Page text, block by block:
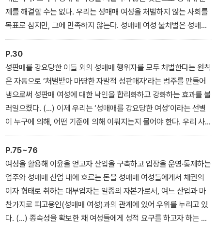
제를 해결할 수는 없다. 우리는 성매매 여성을 처벌하지 않는 사회를
목표로 삼지만, 그에 만족하지 않는다. 성매매 여성 불처벌은 성매매
를 사회구조적인 젠더 문제로 사유하고 개입하기 위한 근본적이고 필
수적인 시작점일 뿐이다. 그리고 이는 성매매 산업의 축소와 근절이
라는 분명한 목표를 향하고 있다.
- 〈들어가며_한국사회의 탈성매매를 위한 시작, 불처벌〉
P.30
성판매를 강요당한 이들 외의 성매매 행위자를 모두 처벌한다는 원칙
은 자동으로 ‘처벌받아 마땅한 자발적 성판매자’라는 범주를 만들어
냄으로써 성판매 여성에 대한 낙인을 합리화하고 강화하는 효과를 불
러일으켰다. (…) 이제 우리는 ‘성매매를 강요당한 여성’이라는 선별
이 누구에 의해, 어떤 기준에 의해 이뤄지는지 물어야 한다. 우리 사회
에서 ‘거부하기 힘든 강요 또는 강제’라는 외적 기준은 ‘순수한 피해
자’라는 예외적 존재를 가정하는 동시에, ‘왜 제대로 된 거부를 하지
못했느냐’면서 피해자를 비난하는 것으로 귀결되기 마련이었다. 이는
오랜 시간 페미니스트들이 일본군 ‘위안부’ 문제에서 ‘총칼을 앞세운
강제연행’과 ‘무력한 소녀 피해자’라는 상상력에 문제를 제기해온 것
과도 연관된다. 구체적인 여성의 삶은 강제연행과 소녀 피해자 사이
에서 역사 부정론자들의 공격 대상이 되었으며, ‘위안부’ 문제는 대중
P.75~76
여성을 활용해 이윤을 얻고자 산업을 구축하고 업장을 운영·통제하는
업주와 성매매 산업 내에 흐르는 돈을 성매매 여성들에게서 채권의
이자 형태로 취하는 대부업자는 일종의 자본가로서, 여느 산업과 마
찬가지로 피고용인(성매매 여성)과의 관계에 있어 우위를 누리고 있
다. (…) 종속성을 확보한 채 여성들에게 성적 요구를 하고자 하는 성